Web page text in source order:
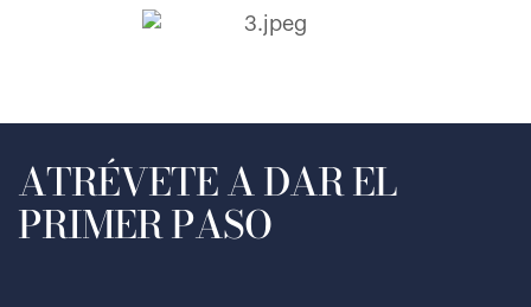
ATRÉVETE A DAR EL
PRIMER PASO